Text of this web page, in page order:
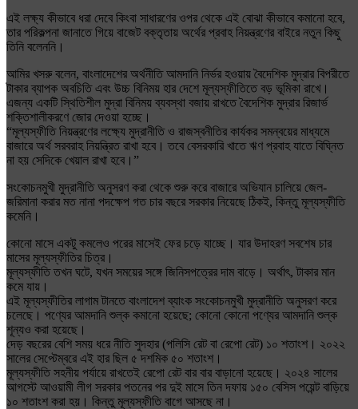
এই লক্ষ্য কীভাবে ধরা দেবে কিংবা সাধারণের ওপর থেকে এই বোঝা কীভাবে কমানো হবে,
তার পরিকল্পনা জানাতে গিয়ে বাজেট বক্তৃতায় অর্থের প্রবাহ নিয়ন্ত্রণের বাইরে নতুন কিছু
তিনি বলেননি।
আমির খসরু বলেন, বাংলাদেশের অর্থনীতি আমদানি নির্ভর হওয়ায় বৈদেশিক মুদ্রার বিপরীতে
টাকার ব্যাপক অবচিতি এবং উচ্চ বিনিময় হার দেশে মূল্যস্ফীতিতে বড় ভূমিকা রাখে।
এজন্য একটি স্থিতিশীল মুদ্রা বিনিময় ব্যবস্থা বজায় রাখতে বৈদেশিক মুদ্রার রিজার্ভ
শক্তিশালীকরণে জোর দেওয়া হচ্ছে।
“মূল্যস্ফীতি নিয়ন্ত্রণের লক্ষ্যে মুদ্রানীতি ও রাজস্বনীতির কার্যকর সমন্বয়ের মাধ্যমে
বাজারে অর্থ সরবরাহ নিয়ন্ত্রিত রাখা হবে। তবে বেসরকারি খাতে ঋণ প্রবাহ যাতে বিঘ্নিত
না হয় সেদিকে খেয়াল রাখা হবে।”
সংকোচনমুখী মুদ্রানীতি অনুসরণ করা থেকে শুরু করে বাজারে অভিযান চালিয়ে জেল-
জরিমানা করার মত নানা পদক্ষেপ গত চার বছরে সরকার নিয়েছে ঠিকই, কিন্তু মূল্যস্ফীতি
কমেনি।
কোনো মাসে একটু কমলেও পরের মাসেই ফের চড়ে যাচ্ছে। যার উদাহরণ সবশেষ চার
মাসের মূল্যস্ফীতির চিত্র।
মূল্যস্ফীতি তখন ঘটে, যখন সময়ের সঙ্গে জিনিসপত্রের দাম বাড়ে। অর্থাৎ, টাকার মান
কমে যায়।
এই মূল্যস্ফীতির লাগাম টানতে বাংলাদেশ ব্যাংক সংকোচনমুখী মুদ্রানীতি অনুসরণ করে
চলেছে। পণ্যের আমদানি শুল্ক কমানো হয়েছে; কোনো কোনো পণ্যের আমদানি শুল্ক
শূন্যও করা হয়েছে।
দেড় বছরের বেশি সময় ধরে নীতি সুদহার (পলিসি রেট বা রেপো রেট) ১০ শতাংশ। ২০২২
সালের সেপ্টেম্বরে এই হার ছিল ৫ দশমিক ৫০ শতাংশ।
মূল্যস্ফীতি সহনীয় পর্যায়ে রাখতেই রেপো রেট বার বার বাড়ানো হয়েছে। ২০২৪ সালের
আগস্টে আওয়ামী লীগ সরকার পতনের পর দুই মাসে তিন দফায় ১৫০ বেসিস পয়েন্ট বাড়িয়ে
১০ শতাংশ করা হয়। কিন্তু মূল্যস্ফীতি বাগে আসছে না।